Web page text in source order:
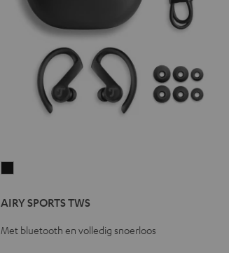
TWS
AIRY SPORTS TWS
Met bluetooth en volledig snoerloos